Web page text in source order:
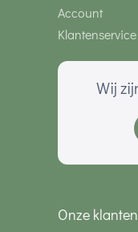
Account
Klantenservice
Wij
Onze